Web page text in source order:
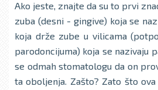
Ako jeste, znajte da su to prvi
zuba (desni - gingive) koja se
koja drže zube u vilicama
parodoncijuma) koja se nazivaju
se odmah stomatologu da on
ta obolјenja. Zašto? Zato što